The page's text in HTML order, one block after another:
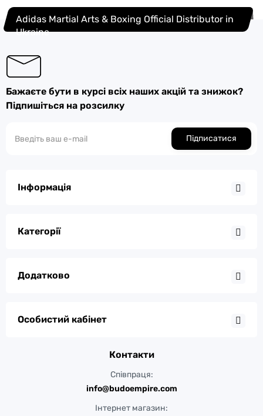
Adidas Martial Arts & Boxing Official Distributor in
Ukraine
Бажаєте бути в курсі всіх наших акцій та знижок?
Підпишіться на розсилку
Підписатися
Інформація
Категорії
Додатково
Особистий кабінет
Контакти
Співпраця:
info@budoempire.com
Інтернет магазин: